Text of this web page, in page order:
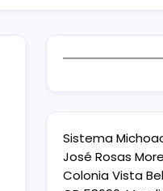
Sistema
José Rosas
Colonia Vista